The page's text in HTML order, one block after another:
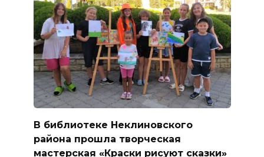
В библиотеке Неклиновского
района прошла творческая
мастерская «Краски рисуют сказки»